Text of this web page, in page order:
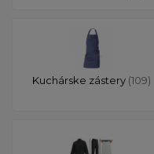
Kuchárske zástery (109)